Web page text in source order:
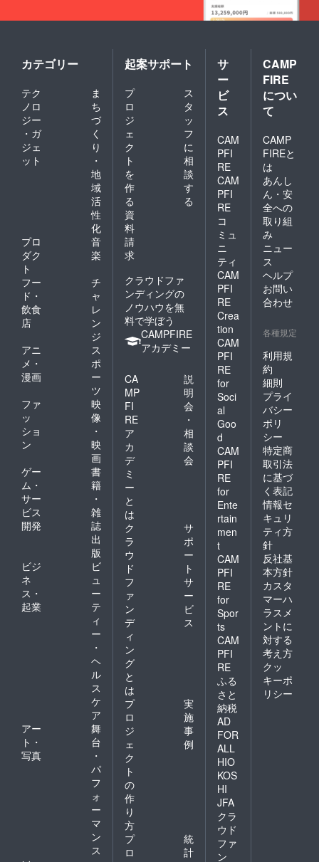
カテゴリー
テク
ノロ
ジー
・ガ
ジェ
ット
ま
ち
づ
く
り
・
地
域
活
性
化
プロ
ダク
ト
音
楽
フー
ド・
飲食
店
チ
ャ
レ
ン
ジ
アニ
メ・
漫画
ス
ポ
ー
ツ
ファ
ッ
ショ
ン
映
像
・
映
画
ゲー
ム・
サー
ビス
開発
書
籍
・
雑
誌
出
版
ビジ
ネ
ス・
起業
ビ
ュ
ー
テ
ィ
ー
・
ヘ
ル
ス
ケ
ア
アー
ト・
写真
舞
台
・
パ
フ
ォ
ー
マ
ン
ス
起案サポート
プ
ロ
ジ
ェ
ク
ト
を
作
る
ス
タ
ッ
フ
に
相
談
す
る
資
料
請
求
クラウドファ
ンディングの
ノウハウを無
料で学ぼう
CAMPFIRE
アカデミー
CA
MP
FI
RE
ア
カ
デ
ミ
ー
と
は
説
明
会
・
相
談
会
ク
ラ
ウ
ド
フ
ァ
ン
デ
ィ
ン
グ
と
は
サ
ポ
ー
ト
サ
ー
ビ
ス
プ
ロ
ジ
ェ
ク
ト
の
作
り
方
実
施
事
例
プ
ロ
統
計
サ
ー
ビ
ス
CAM
PFI
RE
CAM
PFI
RE
コ
ミュ
ニ
ティ
CAM
PFI
RE
Crea
tion
CAM
PFI
RE
for
Soci
al
Goo
d
CAM
PFI
RE
for
Ente
rtain
men
t
CAM
PFI
RE
for
Spor
ts
CAM
PFI
RE
ふる
さと
納税
AD
FOR
ALL
HIO
KOS
HI
JFA
クラ
ウド
ファ
ン
CAMP
FIRE
につい
て
CAMP
FIREと
は
あんし
ん・安
全への
取り組
み
ニュー
ス
ヘルプ
お問い
合わせ
各種規定
利用規
約
細則
プライ
バシー
ポリ
シー
特定商
取引法
に基づ
く表記
情報セ
キュリ
ティ方
針
反社基
本方針
カスタ
マーハ
ラスメ
ントに
対する
考え方
クッ
キーポ
リシー